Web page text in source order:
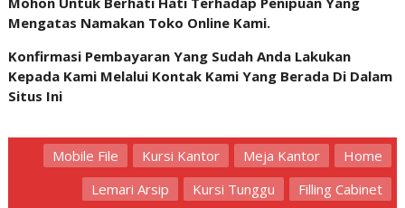
Mengatas Namakan Toko Online Kami.
Konfirmasi Pembayaran Yang Sudah Anda Lakukan
Kepada Kami Melalui Kontak Kami Yang Berada Di Dalam
Situs Ini
Home
Meja Kantor
Kursi Kantor
Mobile File
Filling Cabinet
Kursi Tunggu
Lemari Arsip